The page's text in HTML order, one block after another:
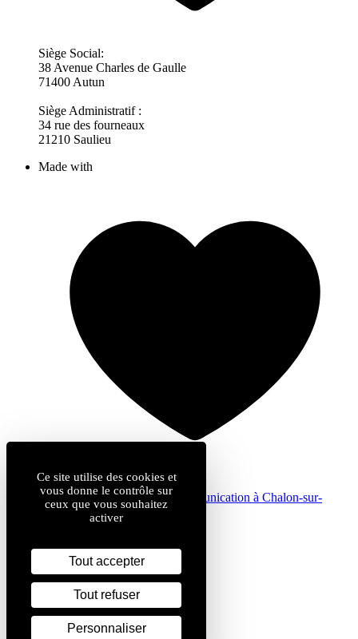
Siège Social:
38 Avenue Charles de Gaulle
71400 Autun
Siège Administratif :
34 rue des fourneaux
21210 Saulieu
Made with
byCom & cie : agence de communication à Chalon-sur-
Saône
Mentions légales
Plan du site
Gestion des cookies
Ce site utilise des cookies et
vous donne le contrôle sur
ceux que vous souhaitez
activer
Tout accepter
Tout refuser
Personnaliser